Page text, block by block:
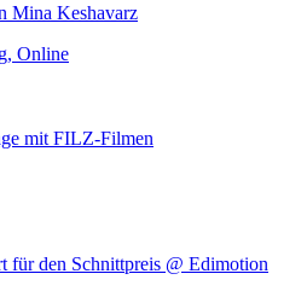
Mina Keshavarz
Online
mit FILZ-Filmen
für den Schnittpreis @ Edimotion